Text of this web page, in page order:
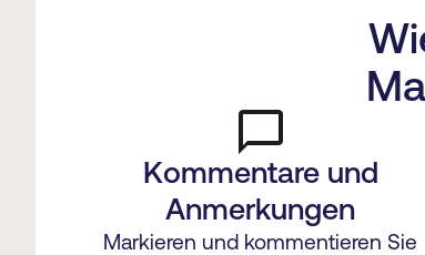
Kommentare und
Anmerkungen
Markieren und kommentieren Sie